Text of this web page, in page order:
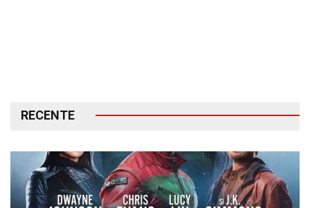
RECENTE